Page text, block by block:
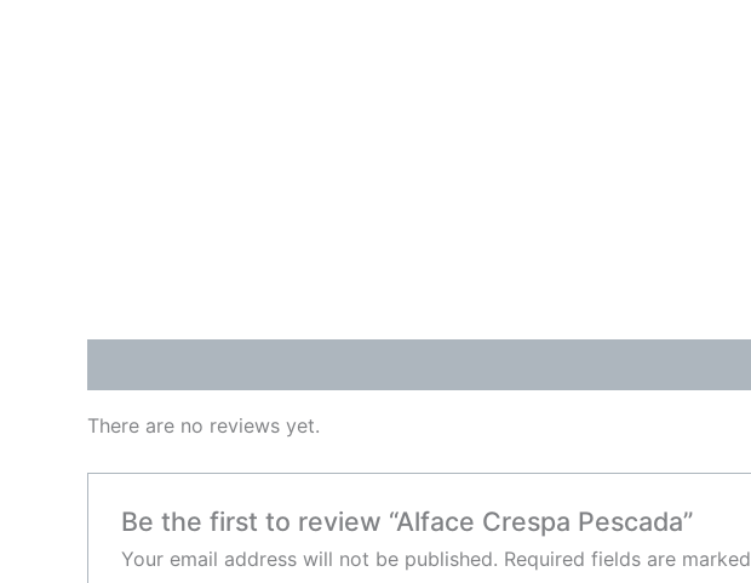
There are no reviews yet.
Be the first to review “Alface Crespa Pescada”
Your email address will not be published. Required fields are marked